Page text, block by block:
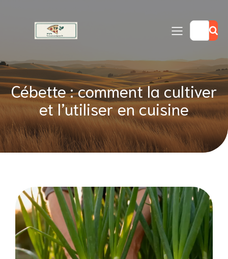
Cébette : comment la cultiver
et l’utiliser en cuisine